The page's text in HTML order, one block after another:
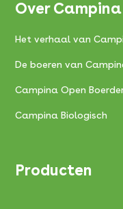
Over Campina
Het verhaal van
De boeren van
Campina Open
Campina Biologisch
Producten